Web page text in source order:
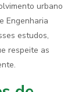
urbano
Engenharia
estudos,
respeite as